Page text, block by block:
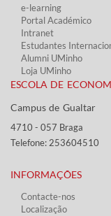
e-learning
Portal Académico
Intranet
Estudantes
Alumni UMinho
Loja UMinho
ESCOLA DE
Campus de Gualtar ​​
4710 - ​057 Braga
Telefone: 253604510​​
INFORMAÇÕES
Contacte-nos
Localização